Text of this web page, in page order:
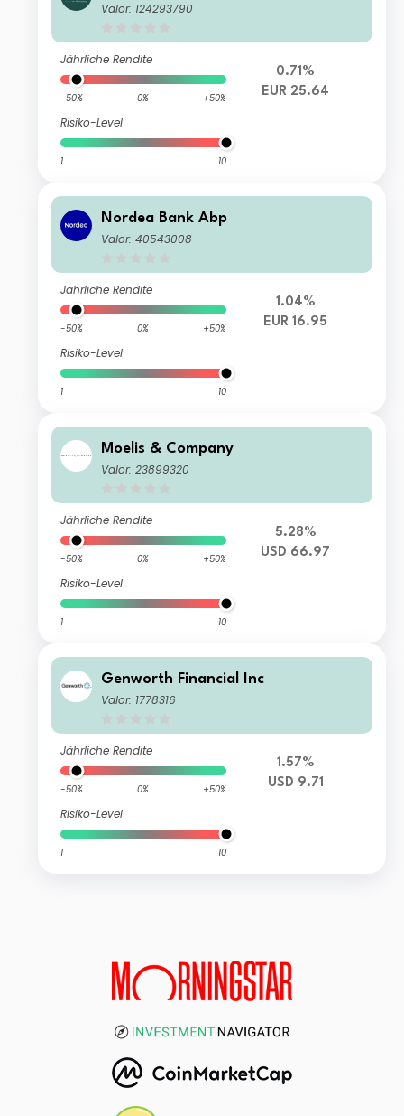
Valor: 124293790
Jährliche Rendite
-50% 0% +50%
Risiko-Level
1 10
0.71%
EUR 25.64
Nordea Bank Abp
Valor: 40543008
Jährliche Rendite
-50% 0% +50%
Risiko-Level
1 10
1.04%
EUR 16.95
Moelis & Company
Valor: 23899320
Jährliche Rendite
-50% 0% +50%
Risiko-Level
1 10
5.28%
USD 66.97
Genworth Financial Inc
Valor: 1778316
Jährliche Rendite
-50% 0% +50%
Risiko-Level
1 10
1.57%
USD 9.71